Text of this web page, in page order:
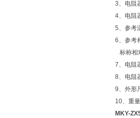
3、电阻
4、电阻
5、参考
6、参考
标称相
7、电阻
8、电阻
9、外形
10、重
MKY-